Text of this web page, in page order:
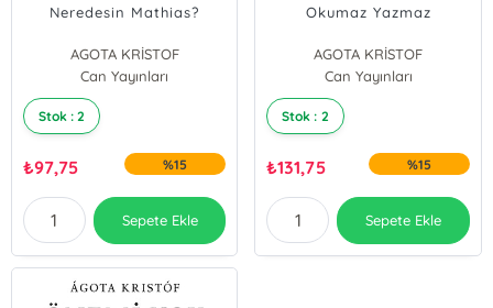
Neredesin Mathias?
AGOTA KRİSTOF
Can Yayınları
Stok : 2
₺97,75 %15
Sepete Ekle
Okumaz Yazmaz
AGOTA KRİSTOF
Can Yayınları
Stok : 2
₺131,75 %15
Sepete Ekle